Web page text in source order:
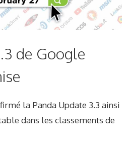
de Google
la Panda Update 3.3 ainsi
dans les classements de